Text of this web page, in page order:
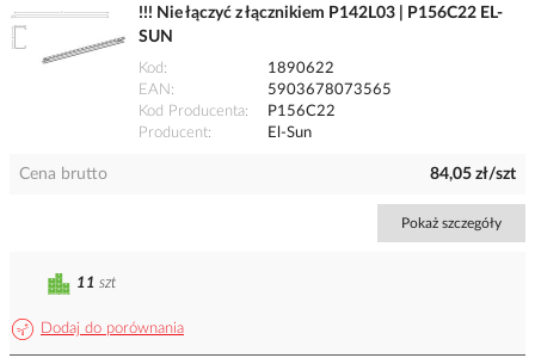
!!! Nie łączyć z łącznikiem P142L03 | P156C22 EL-
SUN
Kod
1890622
EAN
5903678073565
Kod Producenta
P156C22
Producent
El-Sun
Cena brutto 84,05 zł/szt
Pokaż szczegóły
Dodaj do porównania
11 szt